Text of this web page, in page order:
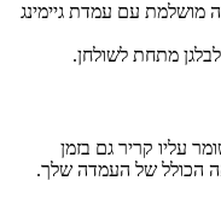
מושלמת עם עמדת גיימינג
מתחת לשולחן.
עליו קריר גם בזמן
הכולל של העמדה שלך.